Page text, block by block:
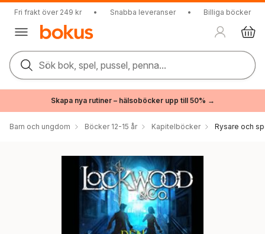
Fri frakt över 249 kr • Snabba leveranser • Billiga böcker
Sök bok, spel, pussel, penna...
Skapa nya rutiner – hälsoböcker upp till 50% →
Barn och ungdom Böcker 12-15 år Kapitelböcker Rysare och